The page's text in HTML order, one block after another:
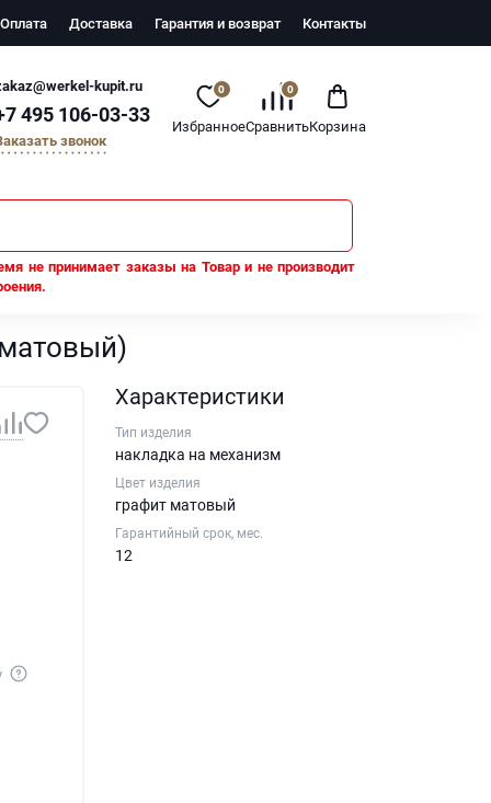
Оплата Доставка Гарантия и возврат Контакты
kupit.ru
495 106-03-33
звонок
0
Избранное
0
СравнитьКорзина
не принимает заказы на Товар и не производит
(графит матовый)
Характеристики
Тип изделия
накладка на механизм
Цвет изделия
графит матовый
Гарантийный срок, мес.
12